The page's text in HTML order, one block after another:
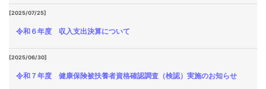
[2025/07/25]
令和６年度 収入支出決算について
[2025/06/30]
令和７年度 健康保険被扶養者資格確認調査（検認）実施のお知らせ